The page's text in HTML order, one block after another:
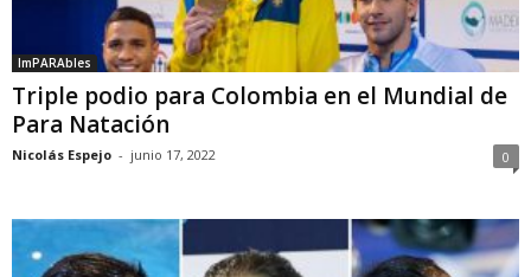
ImPARAbles
Triple podio para Colombia en el Mundial de
Para Natación
Nicolás Espejo - junio 17, 2022 0